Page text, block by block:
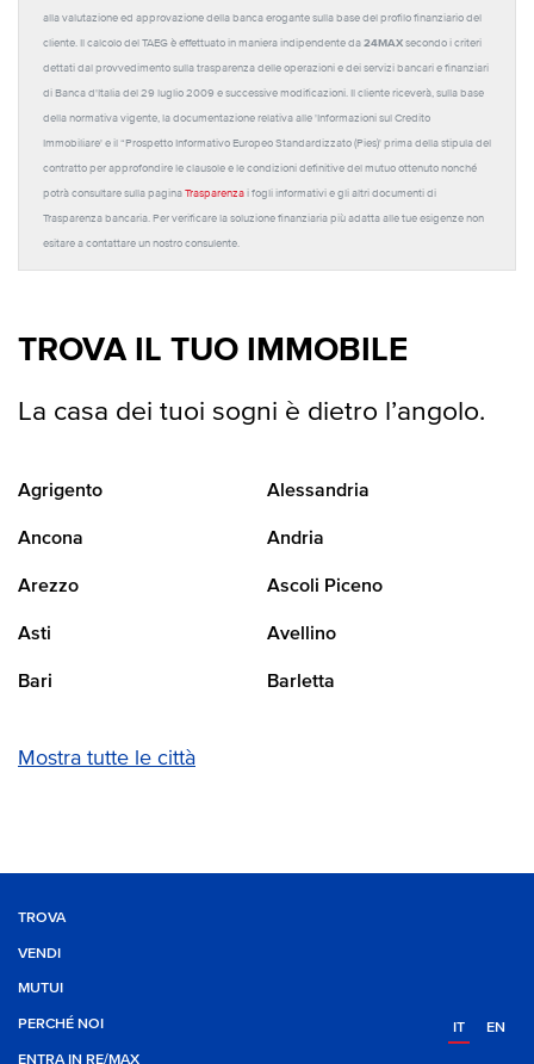
alla valutazione ed approvazione della banca erogante sulla base del profilo finanziario del
cliente. Il calcolo del TAEG è effettuato in maniera indipendente da 24MAX secondo i criteri
dettati dal provvedimento sulla trasparenza delle operazioni e dei servizi bancari e finanziari
di Banca d'Italia del 29 luglio 2009 e successive modificazioni. Il cliente riceverà, sulla base
della normativa vigente, la documentazione relativa alle 'Informazioni sul Credito
Immobiliare' e il “Prospetto Informativo Europeo Standardizzato (Pies)' prima della stipula del
contratto per approfondire le clausole e le condizioni definitive del mutuo ottenuto nonché
potrà consultare sulla pagina Trasparenza i fogli informativi e gli altri documenti di
Trasparenza bancaria. Per verificare la soluzione finanziaria più adatta alle tue esigenze non
esitare a contattare un nostro consulente.
TROVA IL TUO IMMOBILE
La casa dei tuoi sogni è dietro l’angolo.
Agrigento Alessandria
Ancona Andria
Arezzo Ascoli Piceno
Asti Avellino
Bari Barletta
Mostra tutte le città
TROVA
VENDI
MUTUI
PERCHÉ NOI
ENTRA IN RE/MAX
IT EN